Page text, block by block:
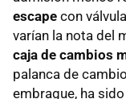
escape con
varían la nota del
caja de cambios
palanca de
embrague, ha